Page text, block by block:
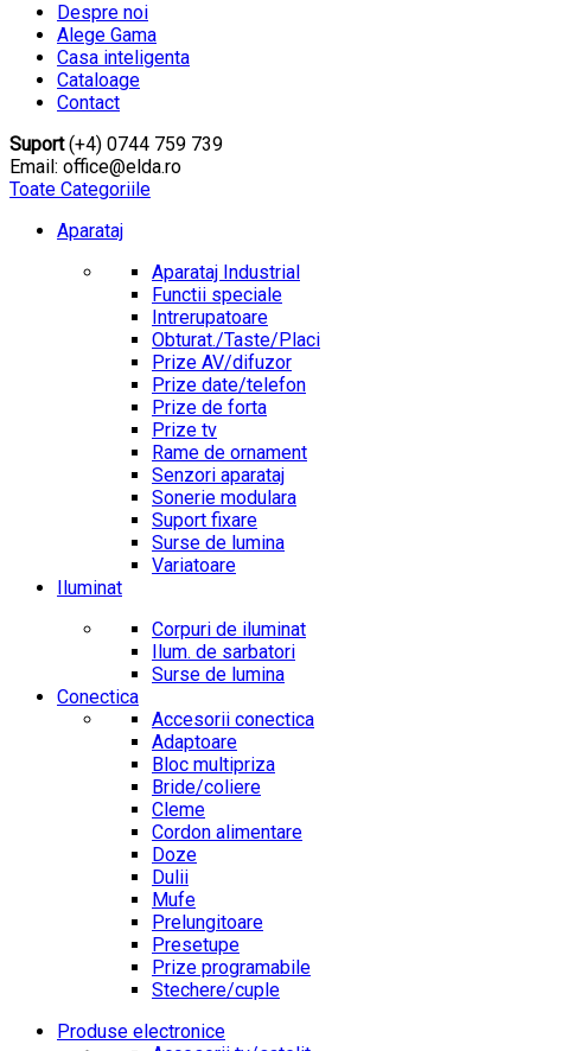
Despre noi
Alege Gama
Casa inteligenta
Cataloage
Contact
Suport(+4) 0744 759 739
Email: office@elda.ro
Toate Categoriile
Aparataj
Aparataj Industrial
Functii speciale
Intrerupatoare
Obturat./Taste/Placi
Prize AV/difuzor
Prize date/telefon
Prize de forta
Prize tv
Rame de ornament
Senzori aparataj
Sonerie modulara
Suport fixare
Surse de lumina
Variatoare
Iluminat
Corpuri de iluminat
Ilum. de sarbatori
Surse de lumina
Conectica
Accesorii conectica
Adaptoare
Bloc multipriza
Bride/coliere
Cleme
Cordon alimentare
Doze
Dulii
Mufe
Prelungitoare
Presetupe
Prize programabile
Stechere/cuple
Produse electronice